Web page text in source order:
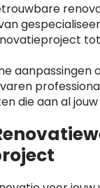
aanpassingen
die aan al